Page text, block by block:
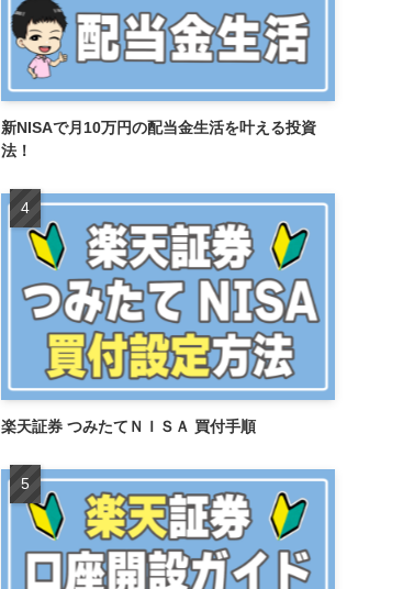
新NISAで月10万円の配当金生活を叶える投資
法！
楽天証券 つみたてＮＩＳＡ 買付手順